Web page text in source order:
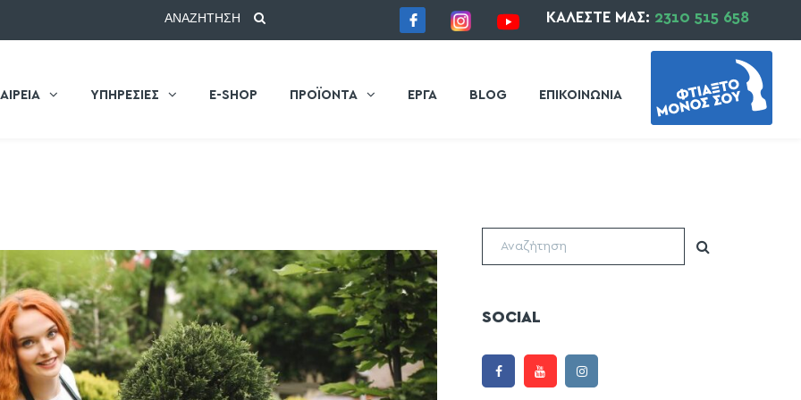
ΚΑΛΕΣΤΕ ΜΑΣ: 2310 515 658
ΑΝΑΖΗΤΗΣΗ
ΥΠΗΡΕΣΙΕΣ E-SHOP ΠΡΟΪΟΝΤΑ ΕΡΓΑ BLOG ΕΠΙΚΟΙΝΩΝΙΑ
SOCIAL